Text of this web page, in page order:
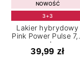
NOWOŚĆ
3+3
Lakier hybrydowy
Pink Power Pulse
ml
39,99 zł